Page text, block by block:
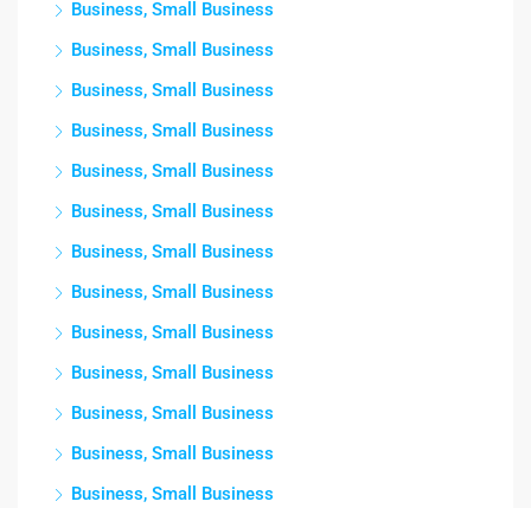
Business, Small Business
Business, Small Business
Business, Small Business
Business, Small Business
Business, Small Business
Business, Small Business
Business, Small Business
Business, Small Business
Business, Small Business
Business, Small Business
Business, Small Business
Business, Small Business
Business, Small Business